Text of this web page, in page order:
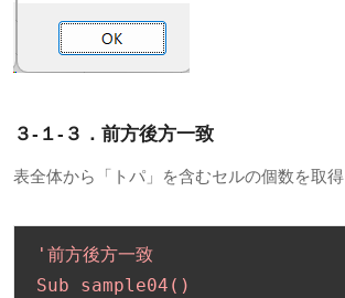
３-１-３．前方後方一致
表全体から「トパ」を含むセルの個数を取得
'前方後方一致
Sub sample04()